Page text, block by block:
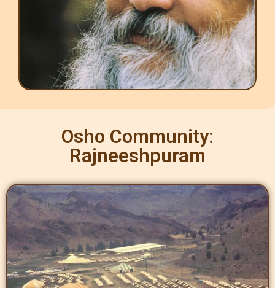
Osho Community:
Rajneeshpuram